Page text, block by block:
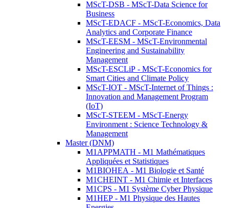
MScT-DSB - MScT-Data Science for
Business
MScT-EDACF - MScT-Economics, Data
Analytics and Corporate Finance
MScT-EESM - MScT-Environmental
Engineering and Sustainability
Management
MScT-ESCLiP - MScT-Economics for
Smart Cities and Climate Policy
MScT-IOT - MScT-Internet of Things :
Innovation and Management Program
(IoT)
MScT-STEEM - MScT-Energy
Environment : Science Technology &
Management
Master (DNM)
M1APPMATH - M1 Mathématiques
Appliquées et Statistiques
M1BIOHEA - M1 Biologie et Santé
M1CHEINT - M1 Chimie et Interfaces
M1CPS - M1 Système Cyber Physique
M1HEP - M1 Physique des Hautes